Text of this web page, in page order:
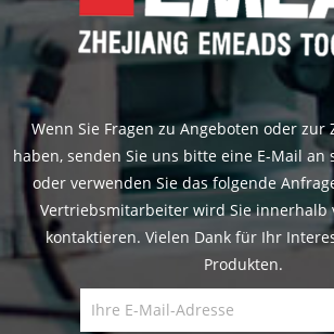
Wenn Sie Fragen zu Angeboten oder zur
haben, senden Sie uns bitte eine E-Mail an
oder verwenden Sie das folgende
Vertriebsmitarbeiter wird Sie innerhalb
kontaktieren. Vielen Dank für Ihr
Produkten.